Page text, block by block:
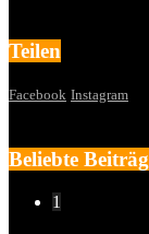
Teilen
Facebook Instagram
Beliebte
1